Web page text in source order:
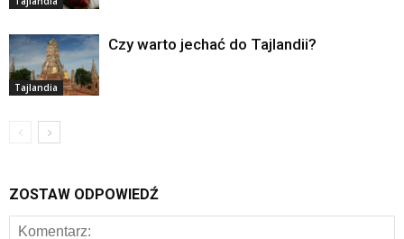
Tajlandia
Czy warto jechać do Tajlandii?
ZOSTAW ODPOWIEDŹ